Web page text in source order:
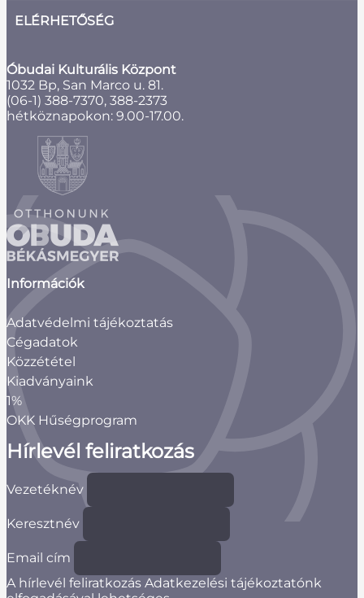
ELÉRHETŐSÉG
Óbudai Kulturális Központ
1032 Bp, San Marco u. 81.
(06-1) 388-7370, 388-2373
hétköznapokon: 9.00-17.00.
Információk
Adatvédelmi tájékoztatás
Cégadatok
Közzététel
Kiadványaink
1%
OKK Hűségprogram
Hírlevél feliratkozás
Vezetéknév
Keresztnév
Email cím
A hírlevél feliratkozás Adatkezelési tájékoztatónk